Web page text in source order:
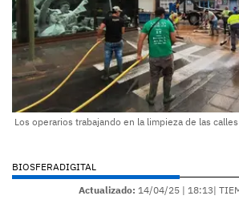
Los operarios trabajando en la limpieza de las
BIOSFERADIGITAL
Actualizado: 14/04/25 | 18:13|